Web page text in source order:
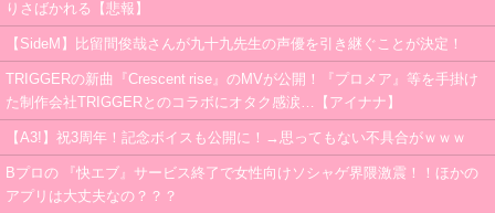
りさばかれる【悲報】
【SideM】比留間俊哉さんが九十九先生の声優を引き継ぐことが決定！
TRIGGERの新曲『Crescent rise』のMVが公開！『プロメア』等を手掛け
た制作会社TRIGGERとのコラボにオタク感涙…【アイナナ】
【A3!】祝3周年！記念ボイスも公開に！→思ってもない不具合がｗｗｗ
Bプロの 『快エブ』サービス終了で女性向けソシャゲ界隈激震！！ほかの
アプリは大丈夫なの？？？